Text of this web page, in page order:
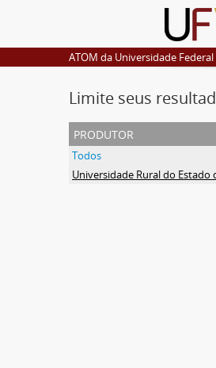
ATOM da Universidade Federal
Limite seus
produtor
Todos